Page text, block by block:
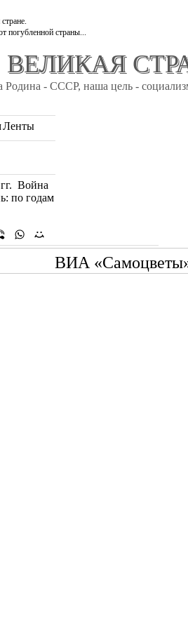
погубленной страны...
ВЕЛИКАЯ
Родина - СССР, наша цель -
Ленты
Война
по годам
ВИА